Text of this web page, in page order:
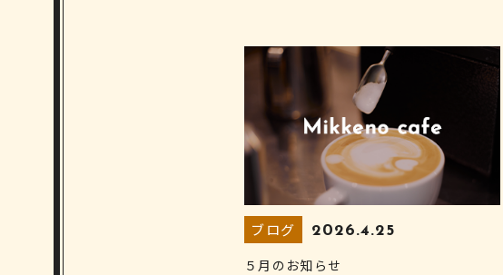
ブログ 2026.4.25
５月のお知らせ